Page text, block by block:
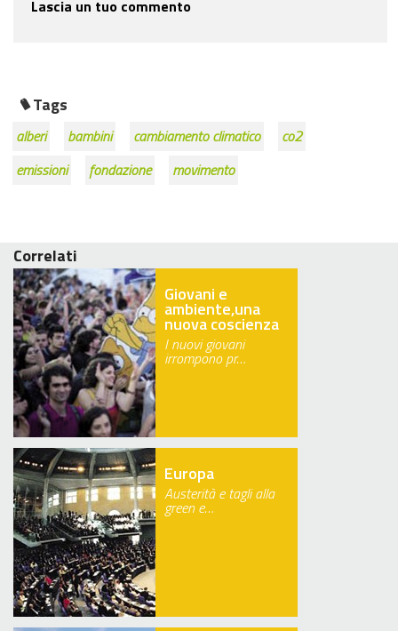
Lascia un tuo commento
Tags
alberi bambini cambiamento climatico
co2
emissioni
fondazione movimento
Correlati
Giovani e
ambiente,una
nuova coscienza
I nuovi giovani
irrompono pr…
Europa
Austerità e tagli alla
green e…